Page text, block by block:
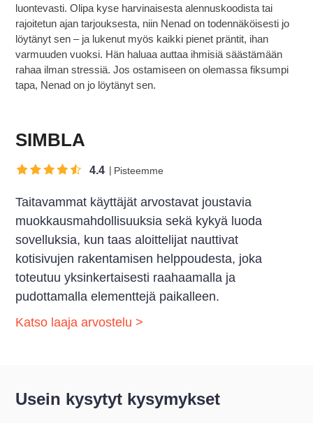
luontevasti. Olipa kyse harvinaisesta alennuskoodista tai
rajoitetun ajan tarjouksesta, niin Nenad on todennäköisesti jo
löytänyt sen – ja lukenut myös kaikki pienet präntit, ihan
varmuuden vuoksi. Hän haluaa auttaa ihmisiä säästämään
rahaa ilman stressiä. Jos ostamiseen on olemassa fiksumpi
tapa, Nenad on jo löytänyt sen.
SIMBLA
4.4 Pisteemme
Taitavammat käyttäjät arvostavat joustavia
muokkausmahdollisuuksia sekä kykyä luoda
sovelluksia, kun taas aloittelijat nauttivat
kotisivujen rakentamisen helppoudesta, joka
toteutuu yksinkertaisesti raahaamalla ja
pudottamalla elementtejä paikalleen.
Katso laaja arvostelu >
Usein kysytyt kysymykset